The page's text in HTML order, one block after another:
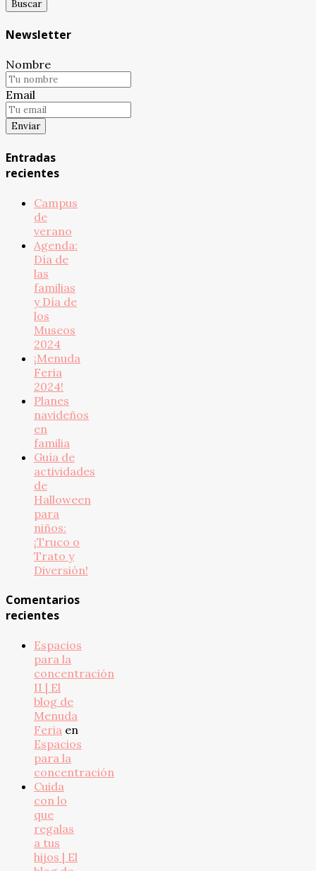
Newsletter
Nombre
Email
Entradas
recientes
Campus
de
verano
Agenda:
Día de
las
familias
y Día de
los
Museos
2024
¡Menuda
Feria
2024!
Planes
navideños
en
familia
Guía de
actividades
de
Halloween
para
niños:
¡Truco o
Trato y
Diversión!
Comentarios
recientes
Espacios
para la
concentración
II | El
blog de
Menuda
Feria en
Espacios
para la
concentración
Cuida
con lo
que
regalas
a tus
hijos | El